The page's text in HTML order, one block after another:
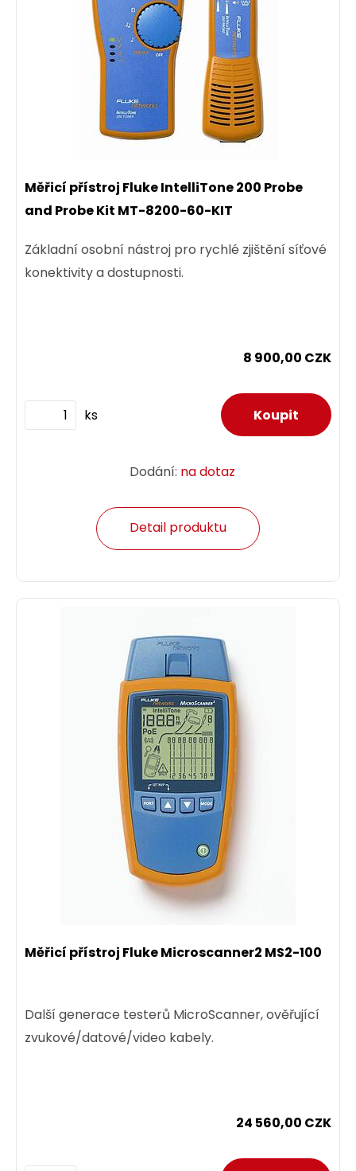
Měřicí přístroj Fluke IntelliTone 200 Probe
and Probe Kit MT-8200-60-KIT
Základní osobní nástroj pro rychlé zjištění síťové
konektivity a dostupnosti.
8 900,00 CZK
ks
Dodání: na dotaz
Detail produktu
Měřicí přístroj Fluke Microscanner2 MS2-100
Další generace testerů MicroScanner, ověřující
zvukové/datové/video kabely.
24 560,00 CZK